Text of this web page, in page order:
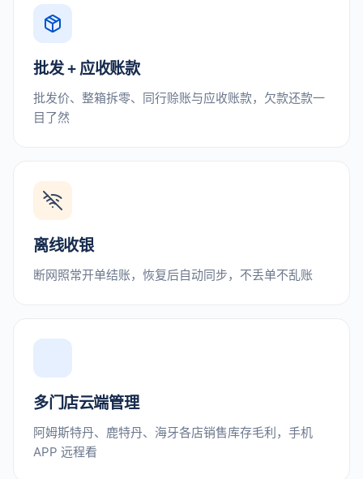
批发 + 应收账款
批发价、整箱拆零、同行赊账与应收账款，欠款还款一
目了然
离线收银
断网照常开单结账，恢复后自动同步，不丢单不乱账
多门店云端管理
阿姆斯特丹、鹿特丹、海牙各店销售库存毛利，手机
APP 远程看